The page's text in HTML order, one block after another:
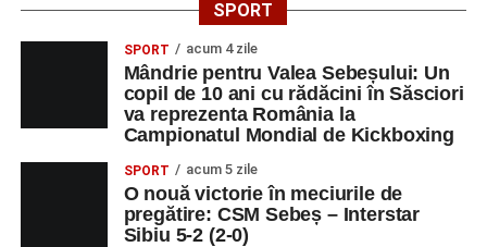
SPORT
SPORT acum 4 zile
Mândrie pentru Valea Sebeșului: Un
copil de 10 ani cu rădăcini în Săsciori
va reprezenta România la
Campionatul Mondial de Kickboxing
SPORT acum 5 zile
O nouă victorie în meciurile de
pregătire: CSM Sebeș – Interstar
Sibiu 5-2 (2-0)